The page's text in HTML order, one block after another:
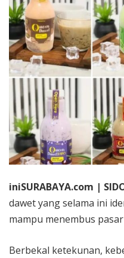
iniSURABAYA.com |
dawet yang selama ini
mampu menembus
Berbekal ketekunan,